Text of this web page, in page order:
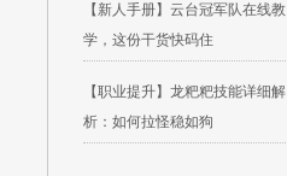
【新人手册】云台冠军队在线教
学，这份干货快码住
【职业提升】龙粑粑技能详细解
析：如何拉怪稳如狗